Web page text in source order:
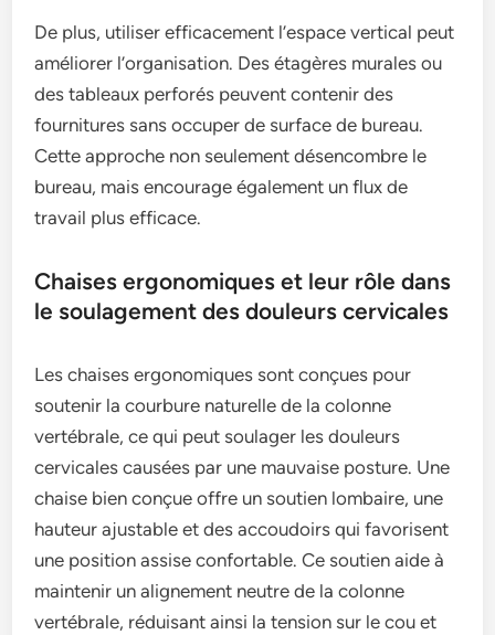
De plus, utiliser efficacement l’espace vertical peut
améliorer l’organisation. Des étagères murales ou
des tableaux perforés peuvent contenir des
fournitures sans occuper de surface de bureau.
Cette approche non seulement désencombre le
bureau, mais encourage également un flux de
travail plus efficace.
Chaises ergonomiques et leur rôle dans
le soulagement des douleurs cervicales
Les chaises ergonomiques sont conçues pour
soutenir la courbure naturelle de la colonne
vertébrale, ce qui peut soulager les douleurs
cervicales causées par une mauvaise posture. Une
chaise bien conçue offre un soutien lombaire, une
hauteur ajustable et des accoudoirs qui favorisent
une position assise confortable. Ce soutien aide à
maintenir un alignement neutre de la colonne
vertébrale, réduisant ainsi la tension sur le cou et